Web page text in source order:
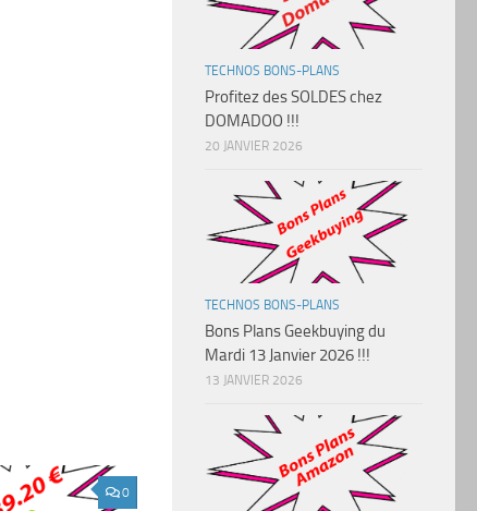
0
TECHNOS BONS-PLANS
Profitez des SOLDES chez
DOMADOO !!!
20 JANVIER 2026
TECHNOS BONS-PLANS
Bons Plans Geekbuying du
Mardi 13 Janvier 2026 !!!
13 JANVIER 2026